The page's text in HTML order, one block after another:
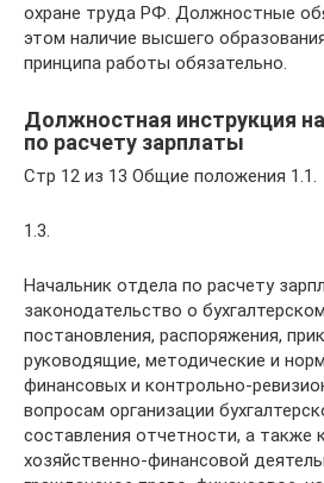
охране труда РФ. Должностные
этом наличие высшего
принципа работы обязательно.
Должностная инструкция
по расчету зарплаты
Стр 12 из 13 Общие положения 1.1.
1.3.
Начальник отдела по расчету
законодательство о бухгалтерском
постановления, распоряжения,
руководящие, методические и
финансовых и контрольно-
вопросам организации
составления отчетности, а также
хозяйственно-финансовой